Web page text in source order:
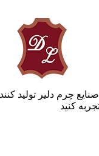
چرم دلیر تولید
کنید